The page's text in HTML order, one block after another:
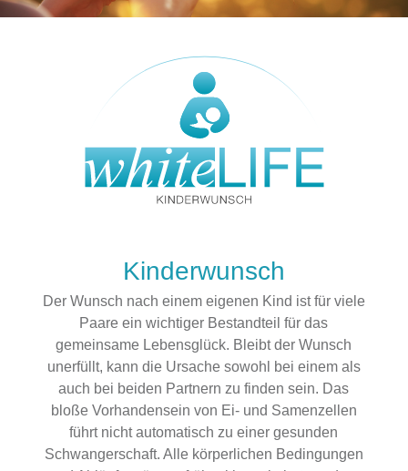
Kinderwunsch
Der Wunsch nach einem eigenen Kind ist für viele
Paare ein wichtiger Bestandteil für das
gemeinsame Lebensglück. Bleibt der Wunsch
unerfüllt, kann die Ursache sowohl bei einem als
auch bei beiden Partnern zu finden sein. Das
bloße Vorhandensein von Ei- und Samenzellen
führt nicht automatisch zu einer gesunden
Schwangerschaft. Alle körperlichen Bedingungen